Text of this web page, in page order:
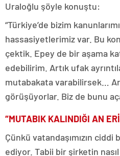
Uraloğlu şöyle konuştu:
“Türkiye’de bizim
hassasiyetlerimiz var. Bu
çektik. Epey de bir aşama
edebilirim. Artık ufak
mutabakata varabilirsek…
görüşüyorlar. Biz de bunu
“MUTABIK KALINDIĞI AN
Çünkü vatandaşımızın
ediyor. Tabii bir şirketin